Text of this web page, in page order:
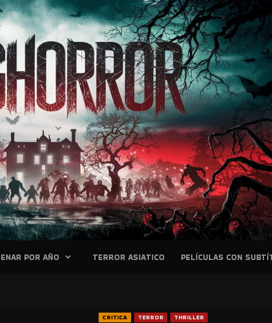
POR AÑO TERROR ASIATICO PELÍCULAS CON
CRITICA TERROR THRILLER